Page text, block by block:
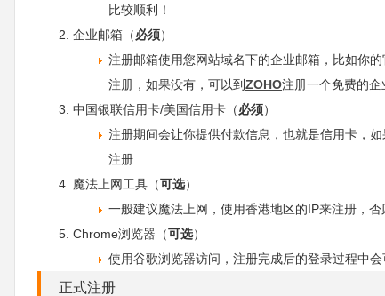
比较顺利！
企业邮箱（必须）
注册邮箱使用您网站域名下的企业邮箱，比如你
注册，如果没有，可以到ZOHO注册一个免费的
中国银联信用卡/美国信用卡（必须）
注册期间会让你提供付款信息，也就是信用卡，
注册
魔法上网工具（可选）
一般建议魔法上网，使用香港地区的IP来注册，
Chrome浏览器（可选）
使用谷歌浏览器访问，注册完成后的登录过程中
正式注册